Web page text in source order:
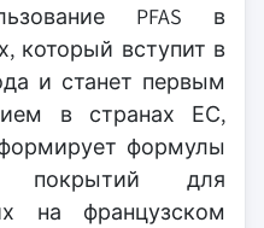
PFAS в
который вступит в
и станет первым
в странах ЕС,
формулы
покрытий для
на французском